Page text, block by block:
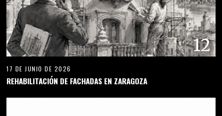
12
17 DE JUNIO DE 2026
REHABILITACIÓN DE FACHADAS EN ZARAGOZA